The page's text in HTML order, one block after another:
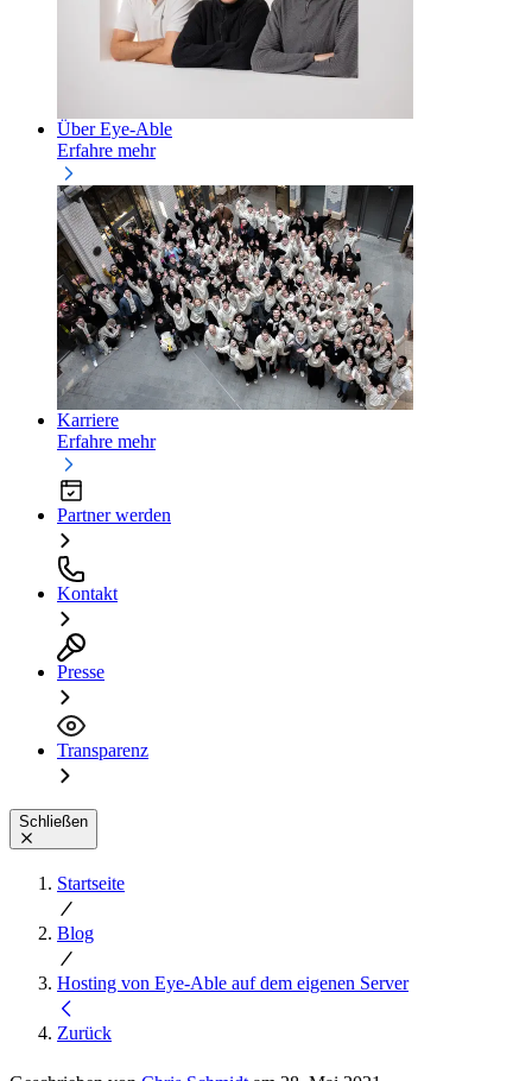
Über Eye-Able
Erfahre mehr
Karriere
Erfahre mehr
Partner werden
Kontakt
Presse
Transparenz
Schließen
Startseite
Blog
Hosting von Eye-Able auf dem eigenen Server
Zurück